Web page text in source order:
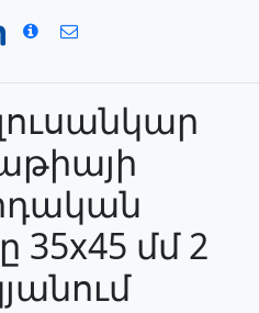
35x45 մմ 2